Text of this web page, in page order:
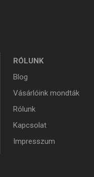
RÓLUNK
Blog
Vásárlóink mondták
Rólunk
Kapcsolat
Impresszum